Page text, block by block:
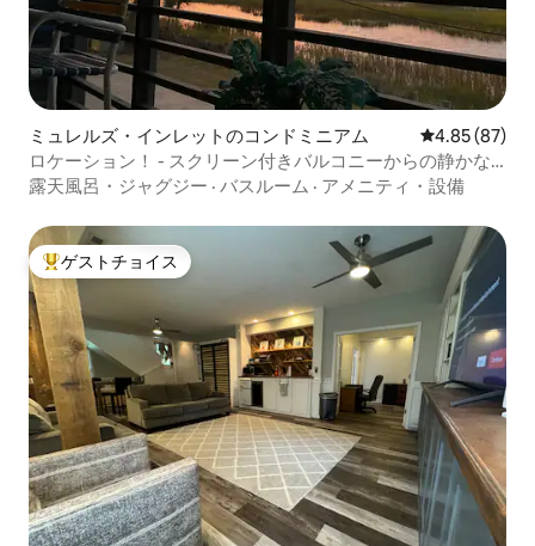
ミュレルズ・インレットのコンドミニアム レビュー87
4.85 (87)
ロケーション！ - スクリーン付きバルコニーからの静かな
沼の景色
露天風呂・ジャグジー · バスルーム · アメニティ・設備
大好評のゲストチョイスです。
ゲストチョイス